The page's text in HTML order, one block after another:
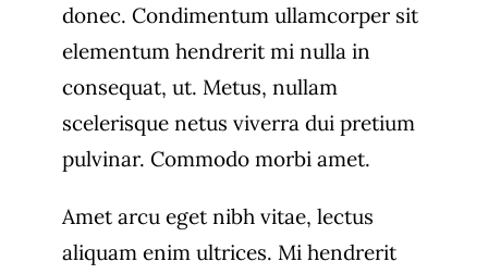
donec. Condimentum ullamcorper sit
elementum hendrerit mi nulla in
consequat, ut. Metus, nullam
scelerisque netus viverra dui pretium
pulvinar. Commodo morbi amet.
Amet arcu eget nibh vitae, lectus
aliquam enim ultrices. Mi hendrerit